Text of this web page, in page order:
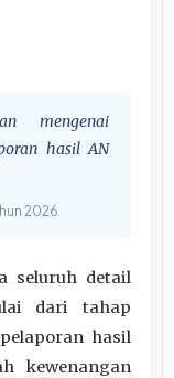
mengenai
hasil AN
2026
seluruh detail
dari tahap
hasil
kewenangan